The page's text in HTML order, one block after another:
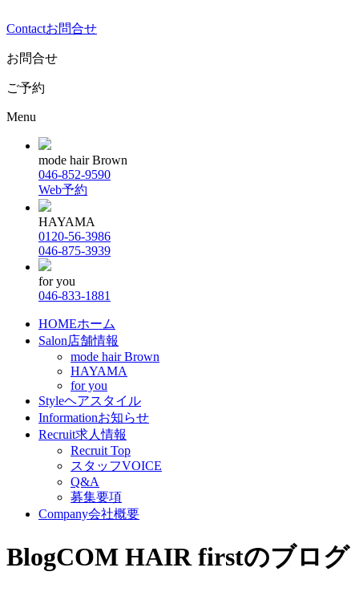
Contactお問合せ
お問合せ
ご予約
Menu
mode hair Brown
046-852-9590
Web予約
HAYAMA
0120-56-3986
046-875-3939
for you
046-833-1881
HOMEホーム
Salon店舗情報
mode hair Brown
HAYAMA
for you
Styleヘアスタイル
Informationお知らせ
Recruit求人情報
Recruit Top
スタッフVOICE
Q&A
募集要項
Company会社概要
BlogCOM HAIR firstのブログ